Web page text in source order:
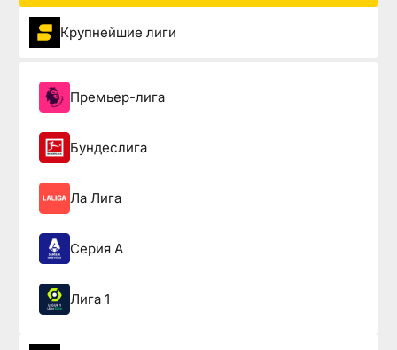
Крупнейшие лиги
Премьер-лига
Бундеслига
Ла Лига
Серия А
Лига 1